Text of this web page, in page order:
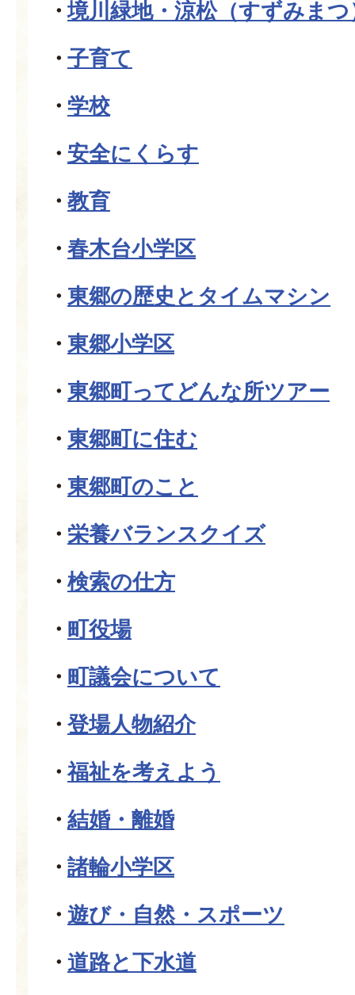
境川緑地・涼松（すずみま
子育て
学校
安全にくらす
教育
春木台小学区
東郷の歴史とタイムマシン
東郷小学区
東郷町ってどんな所ツアー
東郷町に住む
東郷町のこと
栄養バランスクイズ
検索の仕方
町役場
町議会について
登場人物紹介
福祉を考えよう
結婚・離婚
諸輪小学区
遊び・自然・スポーツ
道路と下水道